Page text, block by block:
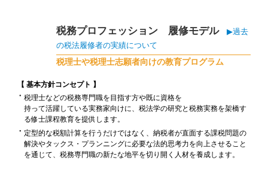
税務プロフェッション 履修モデル
▶過去
の税法履修者の実績について
税理士や税理士志願者向けの教育プログラム
【 基本方針コンセプト 】
税理士などの税務専門職を目指す方や既に資格を
持って活躍している実務家向けに、税法学の研究と税務実務を架橋す
る修士課程教育を提供します。
定型的な税額計算を行うだけではなく、納税者が直面する課税問題の
解決やタックス・プランニングに必要な法的思考力を向上させること
を通じて、税務専門職の新たな地平を切り開く人材を養成します。